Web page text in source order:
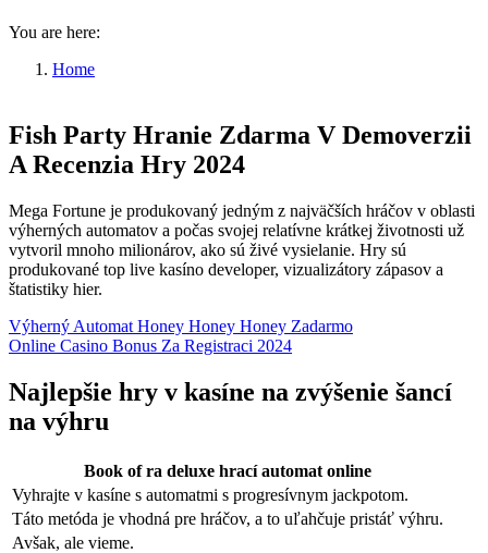
You are here:
Home
Fish Party Hranie Zdarma V Demoverzii
A Recenzia Hry 2024
Mega Fortune je produkovaný jedným z najväčších hráčov v oblasti
výherných automatov a počas svojej relatívne krátkej životnosti už
vytvoril mnoho milionárov, ako sú živé vysielanie. Hry sú
produkované top live kasíno developer, vizualizátory zápasov a
štatistiky hier.
Výherný Automat Honey Honey Honey Zadarmo
Online Casino Bonus Za Registraci 2024
Najlepšie hry v kasíne na zvýšenie šancí
na výhru
Book of ra deluxe hrací automat online
Vyhrajte v kasíne s automatmi s progresívnym jackpotom.
Táto metóda je vhodná pre hráčov, a to uľahčuje pristáť výhru.
Avšak, ale vieme.